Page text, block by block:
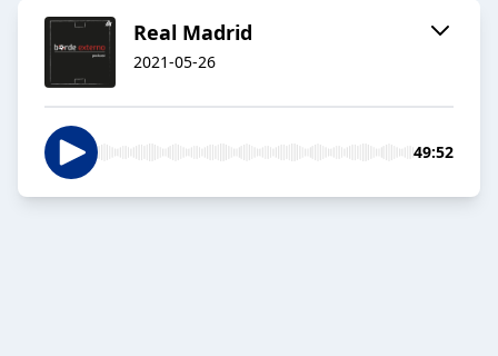
Real Madrid
2021-05-26
49:52